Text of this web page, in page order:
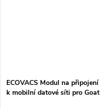
ECOVACS Modul na připojení
k mobilní datové síti pro Goat